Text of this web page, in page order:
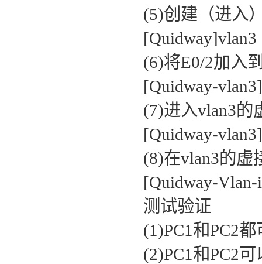
(5)创建（进入
(6)将E0/2加入
[Quidway-
(7)进入vlan3
[Quidway-
(8)在vlan3的
[Quidway-Vlan-
测试验证
(1)PC1和PC2
(2)PC1和PC2